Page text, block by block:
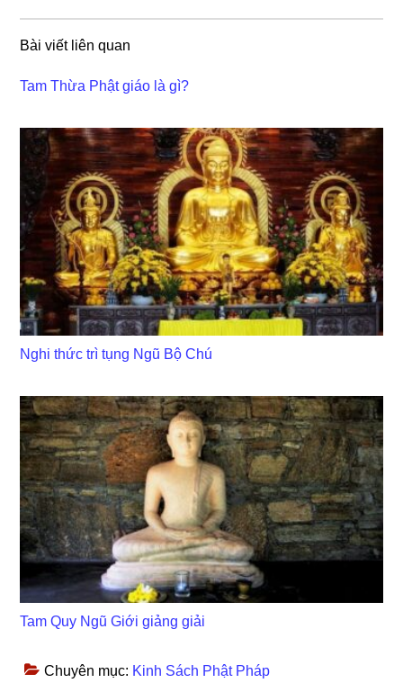
Bài viết liên quan
Tam Thừa Phật giáo là gì?
Nghi thức trì tụng Ngũ Bộ Chú
Tam Quy Ngũ Giới giảng giải
Chuyên mục: Kinh Sách Phật Pháp